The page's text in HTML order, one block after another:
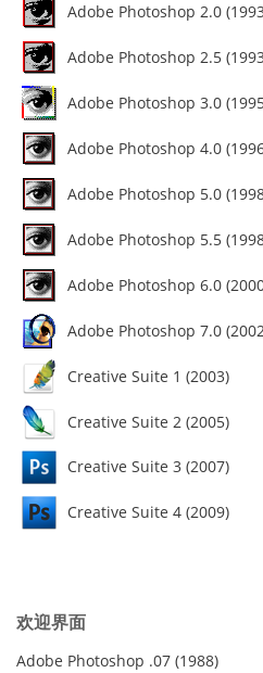
Adobe Photoshop 2.0
Adobe Photoshop 2.5
Adobe Photoshop 3.0
Adobe Photoshop 4.0
Adobe Photoshop 5.0
Adobe Photoshop 5.5
Adobe Photoshop 6.0
Adobe Photoshop 7.0
Creative Suite 1 (2003)
Creative Suite 2 (2005)
Creative Suite 3 (2007)
Creative Suite 4 (2009)
欢迎界面
Adobe Photoshop .07 (1988)